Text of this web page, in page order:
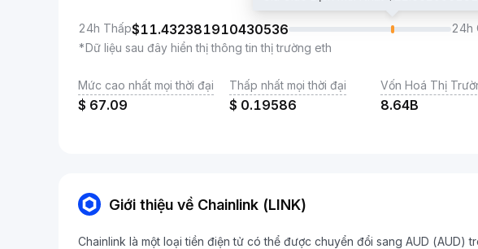
24h Thấp$11.432381910430536 24h
*Dữ liệu sau đây hiển thị thông tin thị trường eth
Mức cao nhất mọi thời đại
$ 67.09
Thấp nhất mọi thời đại
$ 0.19586
Vốn Hoá Thị
8.64B
Giới thiệu về Chainlink (LINK)
Chainlink là một loại tiền điện tử có thể được chuyển đổi sang AUD (AUD)